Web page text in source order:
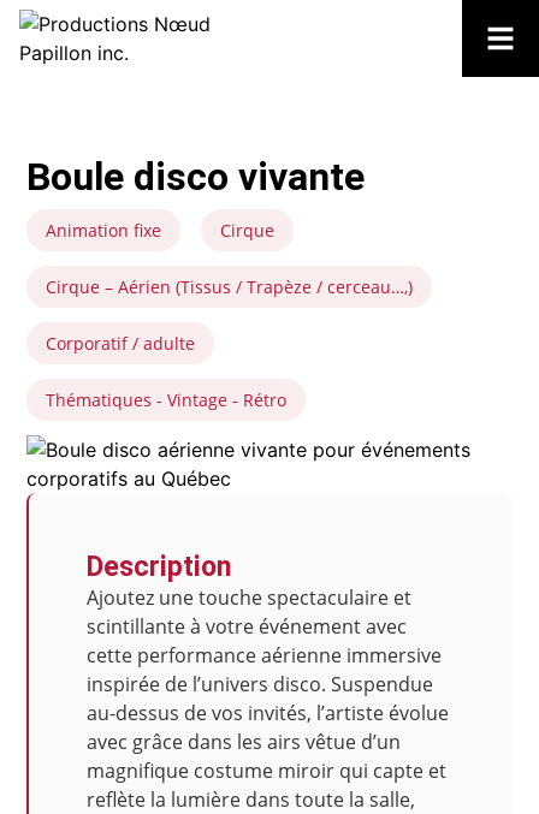
Boule disco vivante
Animation fixe Cirque
Cirque – Aérien (Tissus / Trapèze / cerceau…,)
Corporatif / adulte
Thématiques - Vintage - Rétro
Description
Ajoutez une touche spectaculaire et
scintillante à votre événement avec
cette performance aérienne immersive
inspirée de l’univers disco. Suspendue
au-dessus de vos invités, l’artiste évolue
avec grâce dans les airs vêtue d’un
magnifique costume miroir qui capte et
reflète la lumière dans toute la salle,